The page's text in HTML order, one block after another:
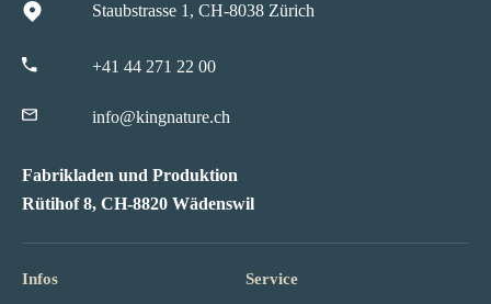
Staubstrasse 1, CH-8038 Zürich
+41 44 271 22 00
info@kingnature.ch
Fabrikladen und Produktion
Rütihof 8, CH-8820 Wädenswil
Infos Service